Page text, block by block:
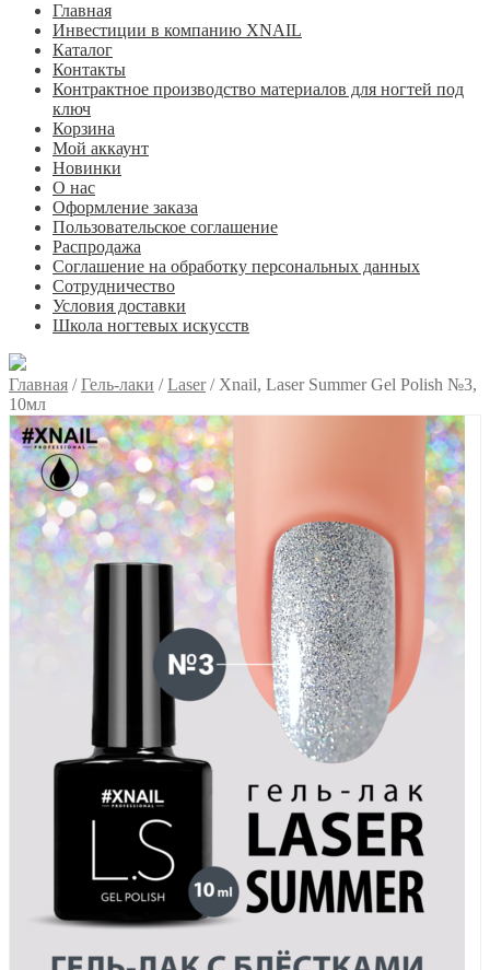
Главная
Инвестиции в компанию XNAIL
Каталог
Контакты
Контрактное производство материалов для ногтей под
ключ
Корзина
Мой аккаунт
Новинки
О нас
Оформление заказа
Пользовательское соглашение
Распродажа
Соглашение на обработку персональных данных
Сотрудничество
Условия доставки
Школа ногтевых искусств
Главная /Гель-лаки /Laser/ Xnail, Laser Summer Gel Polish №3,
10мл